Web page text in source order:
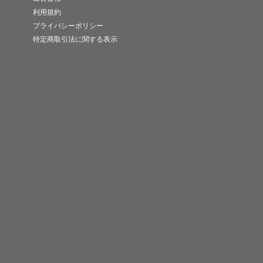
利用規約
プライバシーポリシー
特定商取引法に関する表示